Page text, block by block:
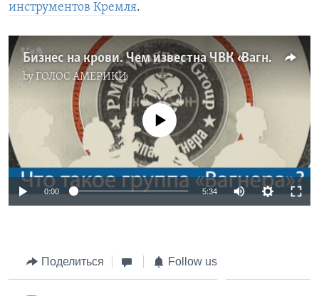
инструментов Кремля.
Бизнес на крови. Чем известна ЧВК «Вагнер»
byГОЛОС АМЕРИКИ
No media source currently available
0:00 5:34
Поделиться Follow us